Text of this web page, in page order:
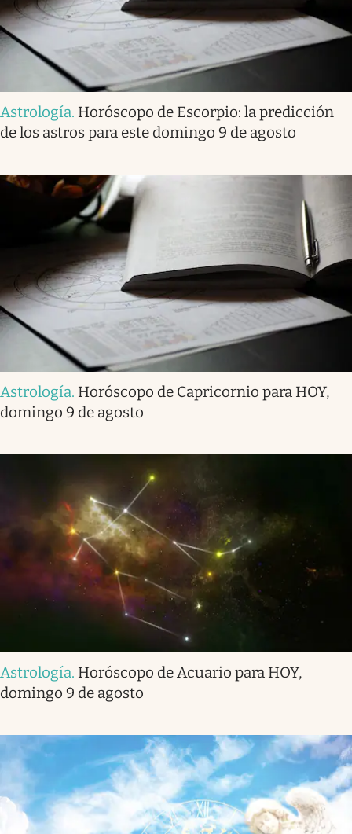
Astrología. Horóscopo de Escorpio: la predicción
de los astros para este domingo 9 de agosto
Astrología. Horóscopo de Capricornio para HOY,
domingo 9 de agosto
Astrología. Horóscopo de Acuario para HOY,
domingo 9 de agosto